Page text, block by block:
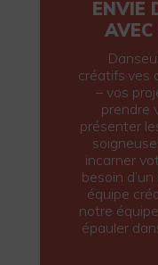
ENVIE
créatifs·ves
– vos
prendre
présenter
incarner
besoin
équipe
notre
épauler